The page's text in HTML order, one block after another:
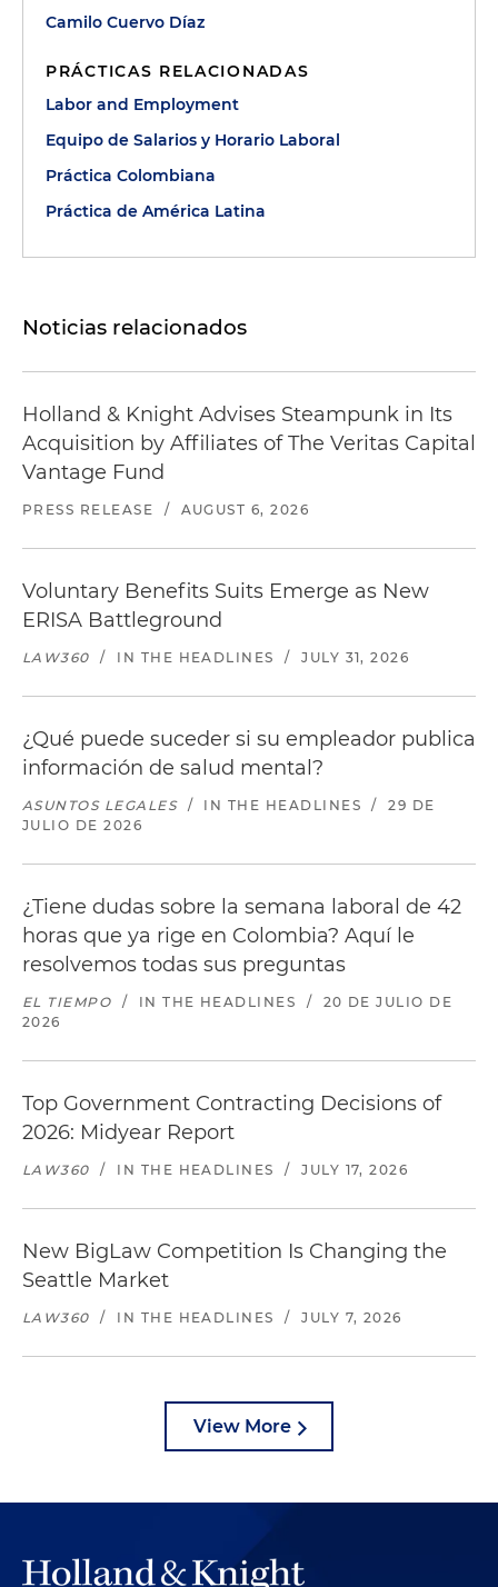
Camilo Cuervo Díaz
PRÁCTICAS RELACIONADAS
Labor and Employment
Equipo de Salarios y Horario Laboral
Práctica Colombiana
Práctica de América Latina
Noticias relacionados
Holland & Knight Advises Steampunk in Its
Acquisition by Affiliates of The Veritas Capital
Vantage Fund
PRESS RELEASE / AUGUST 6, 2026
Voluntary Benefits Suits Emerge as New
ERISA Battleground
LAW360 / IN THE HEADLINES / JULY 31, 2026
¿Qué puede suceder si su empleador publica
información de salud mental?
ASUNTOS LEGALES / IN THE HEADLINES /
29 DE
JULIO DE 2026
¿Tiene dudas sobre la semana laboral de 42
horas que ya rige en Colombia? Aquí le
resolvemos todas sus preguntas
EL TIEMPO / IN THE HEADLINES /
20 DE JULIO DE
2026
Top Government Contracting Decisions of
2026: Midyear Report
LAW360 / IN THE HEADLINES / JULY 17, 2026
New BigLaw Competition Is Changing the
Seattle Market
LAW360 / IN THE HEADLINES / JULY 7, 2026
View More